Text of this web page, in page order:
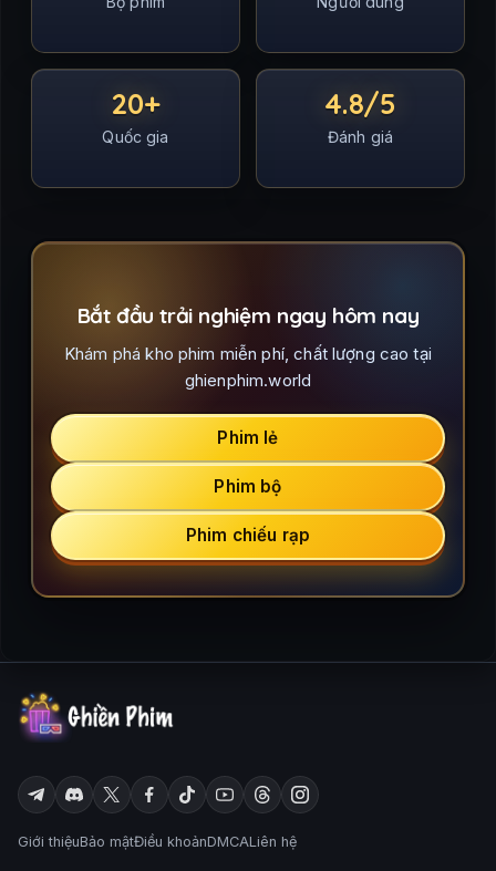
20+
Quốc gia
4.8/5
Đánh giá
Bắt đầu trải nghiệm ngay hôm nay
Khám phá kho phim miễn phí, chất lượng cao tại
ghienphim.world
Phim lẻ
Phim bộ
Phim chiếu rạp
Giới thiệuBảo mậtĐiều khoảnDMCALiên hệ